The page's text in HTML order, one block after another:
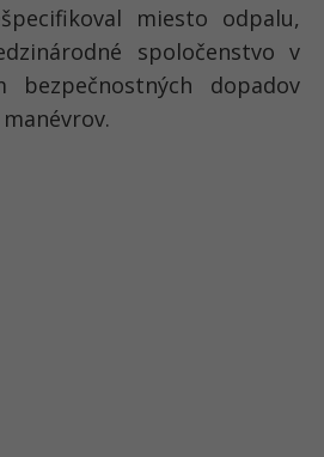
miesto odpalu,
spoločenstvo v
bezpečnostných dopadov